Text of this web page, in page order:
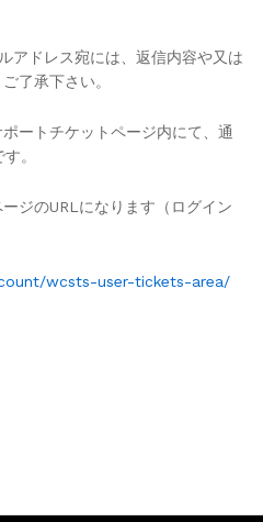
アドレス宛には、返信内容や又は
了承下さい。
ートチケットページ内にて、通
。
ジのURLになります（ログイン
wcsts-user-tickets-area/